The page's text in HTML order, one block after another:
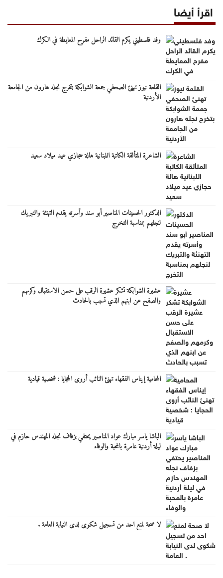
اقرأ أيضا
وفد فلسطيني يكرم القائد الراحل مفرح المعايطة في الكرك
القلعة نيوز تهنئ الصحفي جمعة الشوابكة بتخرج نجله هارون من الجامعة
الأردنية
الشاعرة المتألقة الكاتبة اللبنانية هالة حجازي عيد ميلاد سعيد
الدكتور الحسينات المناصير أبو سند وأسرته يقدم التهنئة والتبريك
لنجلهم بمناسبة التخرج
عشيرة الشوابكة تشكر عشيرة الرقب على حسن الاستقبال وكرمهم
والصفح عن ابنهم الذي تسبب بالحادث
المحامية إيناس الفقهاء تهنئ النائب أروى الحجايا : شخصية قيادية
الباشا ياسر مبارك عواد المناصير يحتفي بزفاف نجله المهندس حازم في
ليلة أردنية عامرة بالمحبة والوفاء
لا صحة لمنع احد من تسجيل شكوى لدى النيابة العامة .